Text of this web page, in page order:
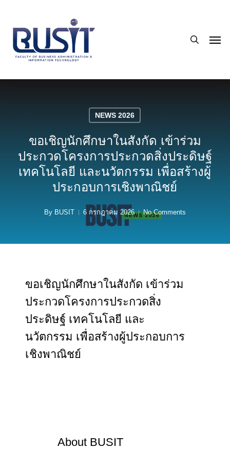
main
content
NEWS 2026
ขอเชิญนักศึกษาในสังกัด เข้าร่วม
ประกวดโครงการประกวดสิ่งประดิษฐ์
เทคโนโลยี และนวัตกรรม เพื่อสร้างผู้
ประกอบการเชิงพาณิชย์
By BUSIT 6 กรกฎาคม 2026 No Comments
ขอเชิญนักศึกษาในสังกัด เข้าร่วม
ประกวดโครงการประกวดสิ่ง
ประดิษฐ์ เทคโนโลยี และ
นวัตกรรม เพื่อสร้างผู้ประกอบการ
เชิงพาณิชย์
AboutBUSIT